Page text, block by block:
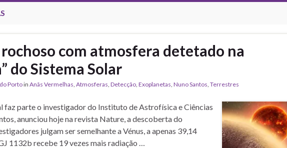
com atmosfera detetado na
do Sistema Solar
Portoin Anãs Vermelhas, Atmosferas, Detecção, Exoplanetas, Nuno Santos, Terrestres
faz parte o investigador do Instituto de Astrofísica e Ciências
anunciou hoje na revista Nature, a descoberta do
julgam ser semelhante a Vénus, a apenas 39,14
1132b recebe 19 vezes mais radiação …